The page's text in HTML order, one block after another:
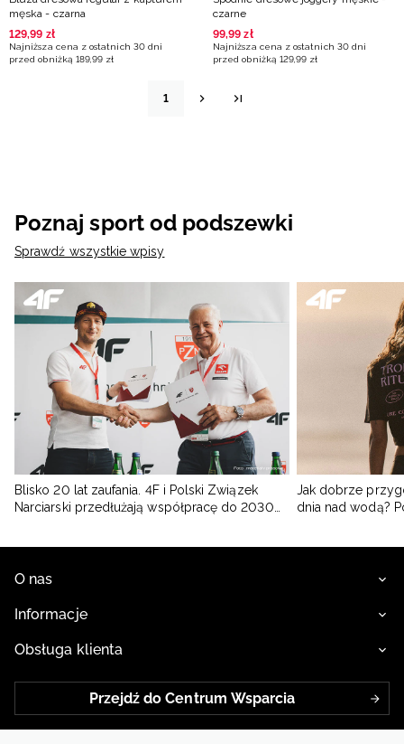
męska - czarna
129,99 zł
Najniższa cena z ostatnich 30 dni
przed obniżką 189,99 zł
czarne
99,99 zł
Najniższa cena z ostatnich 30 dni
przed obniżką 129,99 zł
1
Poznaj sport od podszewki
Sprawdź wszystkie wpisy
Blisko 20 lat zaufania. 4F i Polski Związek
Narciarski przedłużają współpracę do 2030
Jak dobrze
dnia nad wodą?
O nas
Informacje
Obsługa klienta
Przejdź do Centrum Wsparcia